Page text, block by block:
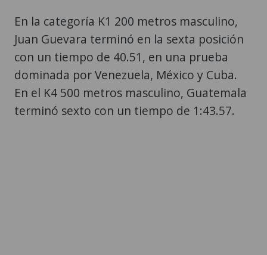
En la categoría K1 200 metros masculino,
Juan Guevara terminó en la sexta posición
con un tiempo de 40.51, en una prueba
dominada por Venezuela, México y Cuba.
En el K4 500 metros masculino, Guatemala
terminó sexto con un tiempo de 1:43.57.